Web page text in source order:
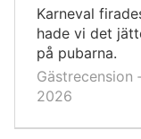
Karneval
hade vi det
på pubarna.
Gästrecension
2026